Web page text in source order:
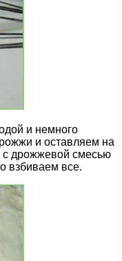
и немного
и оставляем на
с дрожжевой смесью
взбиваем все.